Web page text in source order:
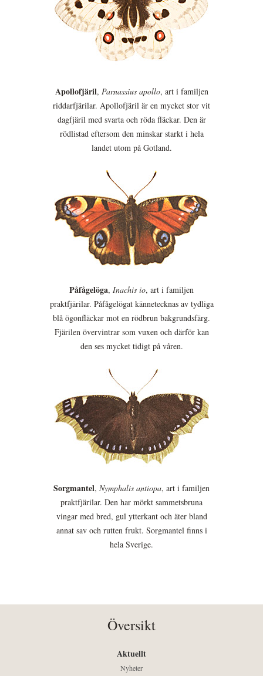
Apollofjäril, Parnassius apollo, art i familjen
riddarfjärilar. Apollofjäril är en mycket stor vit
dagfjäril med svarta och röda fläckar. Den är
rödlistad eftersom den minskar starkt i hela
landet utom på Gotland.
Påfågelöga, Inachis io, art i familjen
praktfjärilar. Påfågelögat kännetecknas av tydliga
blå ögonfläckar mot en rödbrun bakgrundsfärg.
Fjärilen övervintrar som vuxen och därför kan
den ses mycket tidigt på våren.
Sorgmantel, Nymphalis antiopa, art i familjen
praktfjärilar. Den har mörkt sammetsbruna
vingar med bred, gul ytterkant och äter bland
annat sav och rutten frukt. Sorgmantel finns i
hela Sverige.
Översikt
Aktuellt
Nyheter